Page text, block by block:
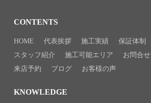
CONTENTS
HOME 代表挨拶 施工実績 保証体制
スタッフ紹介
施工可能エリア お問合せ
来店予約
ブログ お客様の声
KNOWLEDGE